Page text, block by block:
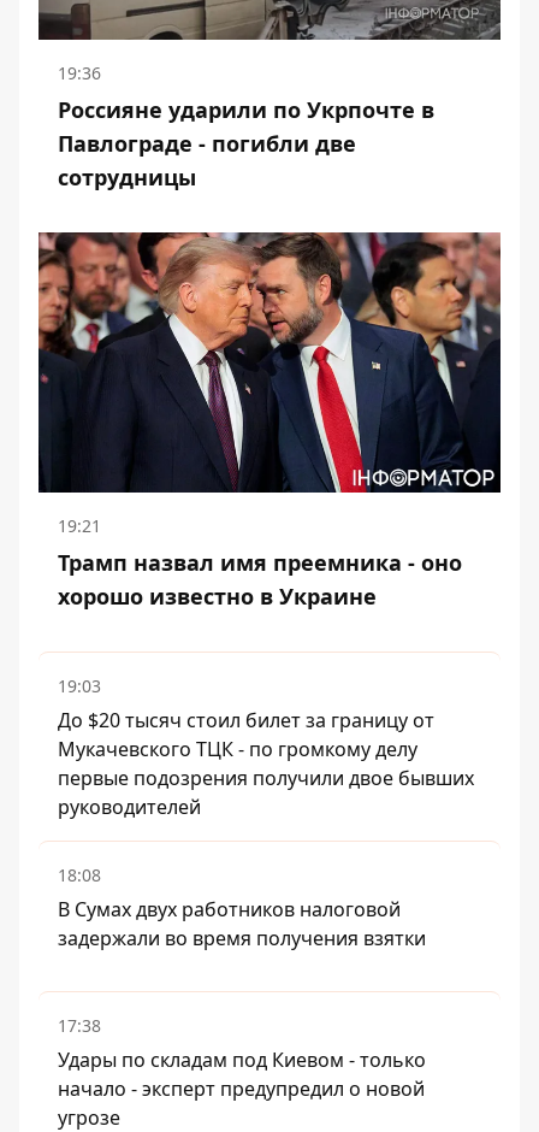
19:36
Россияне ударили по Укрпочте в
Павлограде - погибли две
сотрудницы
19:21
Трамп назвал имя преемника - оно
хорошо известно в Украине
19:03
До $20 тысяч стоил билет за границу от
Мукачевского ТЦК - по громкому делу
первые подозрения получили двое бывших
руководителей
18:08
В Сумах двух работников налоговой
задержали во время получения взятки
17:38
Удары по складам под Киевом - только
начало - эксперт предупредил о новой
угрозе